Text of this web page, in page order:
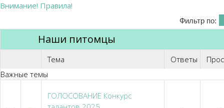
Внимание! Правила!
Фильтр по:
Наши питомцы
Тема Ответы
Важные темы
ГОЛОСОВАНИЕ Конкурс